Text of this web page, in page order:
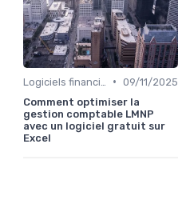
• 09/11/2025
Comment optimiser la
gestion comptable LMNP
avec un logiciel gratuit sur
Excel